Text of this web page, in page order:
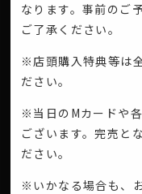
なります。事前のご
ご了承ください。
※店頭購入特典等は
ださい。
※当日のMカードや
ございます。完売と
ださい。
※いかなる場合も、